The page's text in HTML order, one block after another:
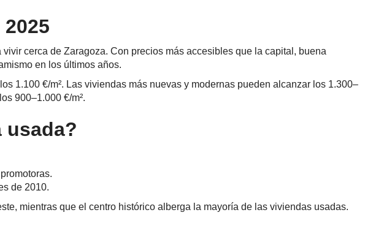
cerca de Zaragoza. Con precios más accesibles que la capital, buena
en los últimos años.
1.100 €/m². Las viviendas más nuevas y modernas pueden alcanzar los 1.300–
900–1.000 €/m².
usada?
de 2010.
mientras que el centro histórico alberga la mayoría de las viviendas usadas.